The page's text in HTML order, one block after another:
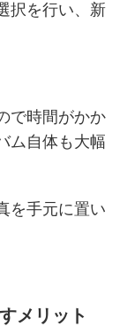
択を行い、新
で時間がかか
ム自体も大幅
を手元に置い
メリット